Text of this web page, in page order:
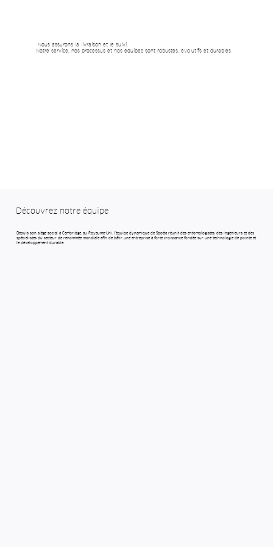
Nous assurons la livraison et le suivi.
Notre service, nos processus et nos équipes sont robustes, évolutifs et durables
Découvrez notre équipe
Depuis son siège social à Cambridge, au Royaume-Uni, l'équipe dynamique de Spotta réunit des entomologistes, des ingénieurs et des
spécialistes du secteur de renommée mondiale afin de bâtir une entreprise à forte croissance fondée sur une technologie de pointe et
le développement durable.